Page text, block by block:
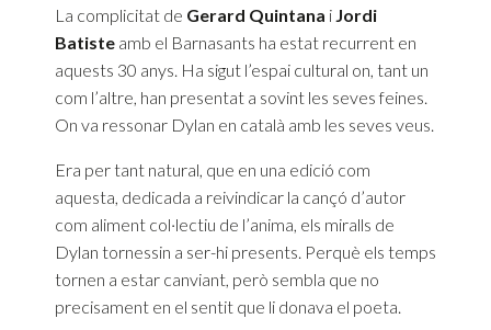
La complicitat de Gerard Quintana i Jordi
Batiste amb el Barnasants ha estat recurrent en
aquests 30 anys. Ha sigut l’espai cultural on, tant un
com l’altre, han presentat a sovint les seves feines.
On va ressonar Dylan en català amb les seves veus.
Era per tant natural, que en una edició com
aquesta, dedicada a reivindicar la cançó d’autor
com aliment col·lectiu de l’anima, els miralls de
Dylan tornessin a ser-hi presents. Perquè els temps
tornen a estar canviant, però sembla que no
precisament en el sentit que li donava el poeta.